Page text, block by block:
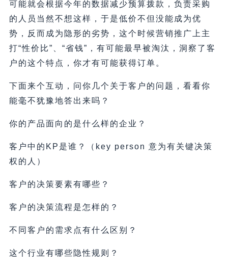
可能就会根据今年的数据减少预算拨款，负责采购
的人员当然不想这样，于是低价不但没能成为优
势，反而成为隐形的劣势，这个时候营销推广上主
打“性价比”、“省钱”，有可能最早被淘汰，洞察了客
户的这个特点，你才有可能获得订单。
下面来个互动，问你几个关于客户的问题，看看你
能毫不犹豫地答出来吗？
你的产品面向的是什么样的企业？
客户中的KP是谁？（key person 意为有关键决策
权的人）
客户的决策要素有哪些？
客户的决策流程是怎样的？
不同客户的需求点有什么区别？
这个行业有哪些隐性规则？